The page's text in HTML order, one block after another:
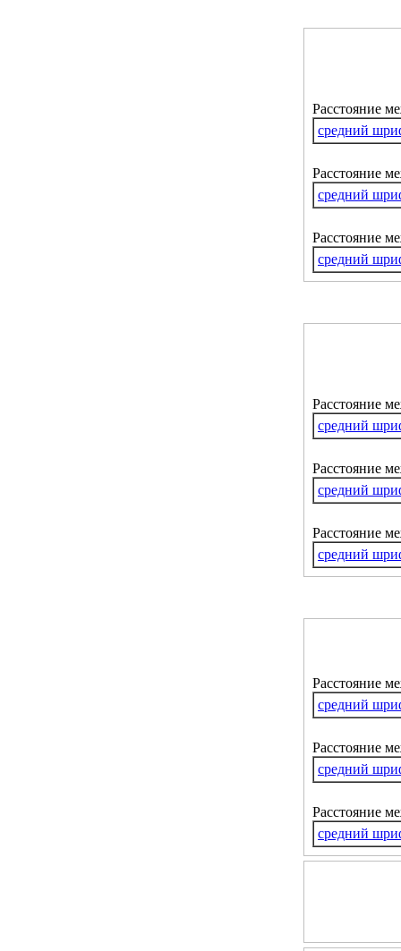
Расстояние
средний
Расстояние
средний
Расстояние
средний
Расстояние
средний
Расстояние
средний
Расстояние
средний
Расстояние
средний
Расстояние
средний
Расстояние
средний